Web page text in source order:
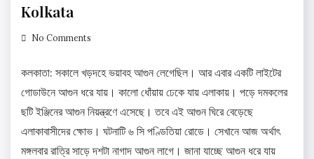
Kolkata
No Comments
কলকাতা: সকালে খড়দহে ভয়াবহ আগুন লেগেছিল। আর এবার একটি লাইটের
গোডাউনে আগুন ধরে যায়। কালো ধোঁয়ায় ঢেকে যায় এলাকায়। পড়ে দমকলের
ছটি ইঞ্জিনের আগুন নিয়ন্ত্রণে এসেছে। তবে এই আগুন ঘিরে বেড়েছে
এলাকাবাসীদের ক্ষোভ। ঘটনাটি ৬ সি পণ্ডিতিয়া রোডে। সেখানে আজ অর্থাৎ
মঙ্গলবার রাত্রি সাড়ে দশটা নাগাদ আগুন লাগে। জানা যাচ্ছে আগুন ধরে যায়